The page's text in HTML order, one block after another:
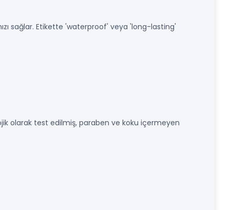
sağlar. Etikette 'waterproof' veya 'long-lasting'
olarak test edilmiş, paraben ve koku içermeyen